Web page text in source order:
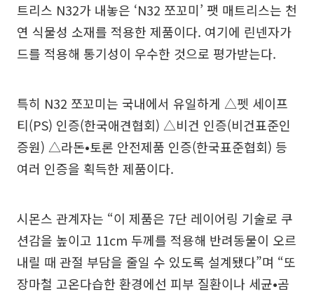
트리스 N32가 내놓은 ‘N32 쪼꼬미’ 팻 매트리스는 천
연 식물성 소재를 적용한 제품이다. 여기에 린넨자가
드를 적용해 통기성이 우수한 것으로 평가받는다.
특히 N32 쪼꼬미는 국내에서 유일하게 △펫 세이프
티(PS) 인증(한국애견협회) △비건 인증(비건표준인
증원) △라돈•토론 안전제품 인증(한국표준협회) 등
여러 인증을 획득한 제품이다.
시몬스 관계자는 “이 제품은 7단 레이어링 기술로 쿠
션감을 높이고 11cm 두께를 적용해 반려동물이 오르
내릴 때 관절 부담을 줄일 수 있도록 설계됐다”며 “또
장마철 고온다습한 환경에선 피부 질환이나 세균•곰